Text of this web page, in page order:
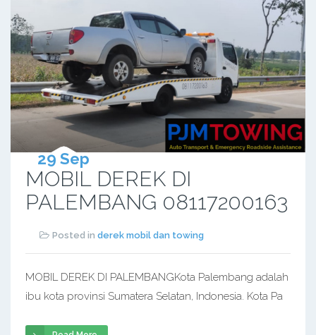
29 Sep
MOBIL DEREK DI
PALEMBANG 08117200163
Posted in derek mobil dan towing
MOBIL DEREK DI PALEMBANGKota Palembang adalah
ibu kota provinsi Sumatera Selatan, Indonesia. Kota Pa